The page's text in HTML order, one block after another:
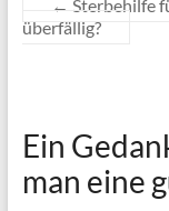
← Sterbehilfe
überfällig?
Ein
man eine